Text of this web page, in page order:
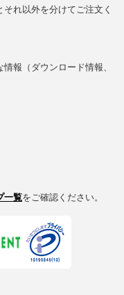
れ以外を分けてご注文く
報（ダウンロード情報、
一覧をご確認ください。